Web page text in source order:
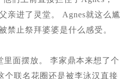
亲进了灵堂。 Agnes就这么尴
禁止祭拜婆婆是什么感受。
面摆放。 李家鼎本来想了个
个联名花圈还是被李泳汉直接